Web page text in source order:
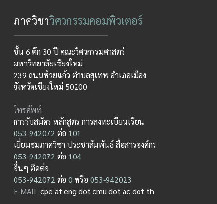
ภาควิชาวิศวกรรมคอมพิวเตอร์
ชั้น 6 ตึก 30 ปี คณะวิศวกรรมศาสตร์
มหาวิทยาลัยเชียงใหม่
239 ถนนห้วยแก้ว ตำบลสุเทพ อำเภอเมือง
จังหวัดเชียงใหม่ 50200
โทรศัพท์
การรับสมัคร หลักสูตร การลงทะเบียนเรียน
053-942072 ต่อ 101
เยี่ยมชมภาควิชา ประชาสัมพันธ์ สื่อสารองค์กร
053-942072 ต่อ 104
อื่นๆ ติดต่อ
053-942072 ต่อ0 หรือ053-942023
E-MAILcpe at eng dot cmu dot ac dot th